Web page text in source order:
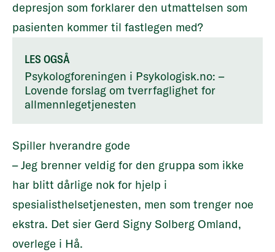
depresjon som forklarer den utmattelsen som
pasienten kommer til fastlegen med?
LES OGSÅ
Psykologforeningen i Psykologisk.no: –
Lovende forslag om tverrfaglighet for
allmennlegetjenesten
Spiller hverandre gode
– Jeg brenner veldig for den gruppa som ikke
har blitt dårlige nok for hjelp i
spesialisthelsetjenesten, men som trenger noe
ekstra. Det sier Gerd Signy Solberg Omland,
overlege i Hå.